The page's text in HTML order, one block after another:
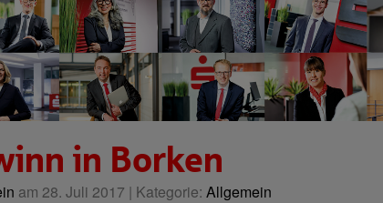
in Borken
am 28. Juli 2017 | Kategorie: Allgemein